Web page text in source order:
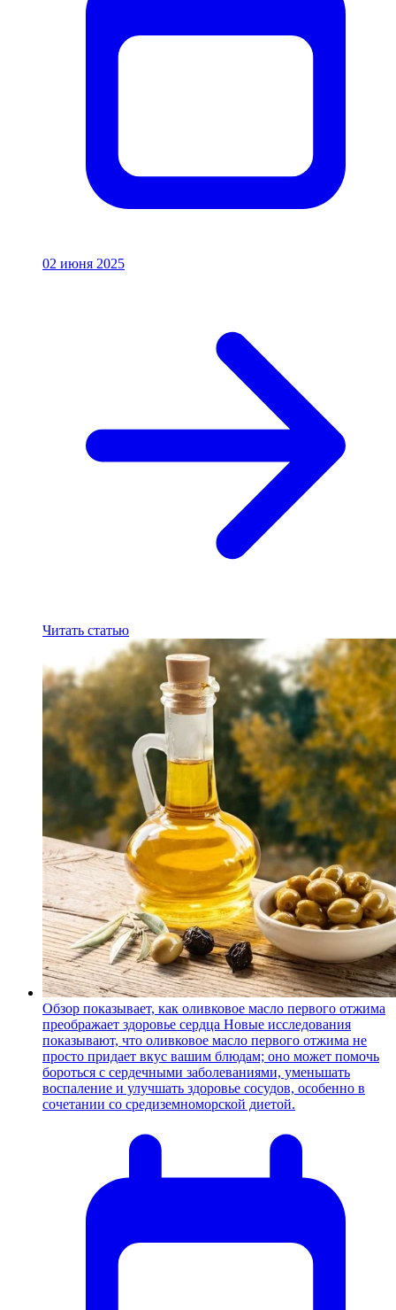
02 июня 2025
Читать статью
Обзор показывает, как оливковое масло первого отжима
преображает здоровье сердца Новые исследования
показывают, что оливковое масло первого отжима не
просто придает вкус вашим блюдам; оно может помочь
бороться с сердечными заболеваниями, уменьшать
воспаление и улучшать здоровье сосудов, особенно в
сочетании со средиземноморской диетой.